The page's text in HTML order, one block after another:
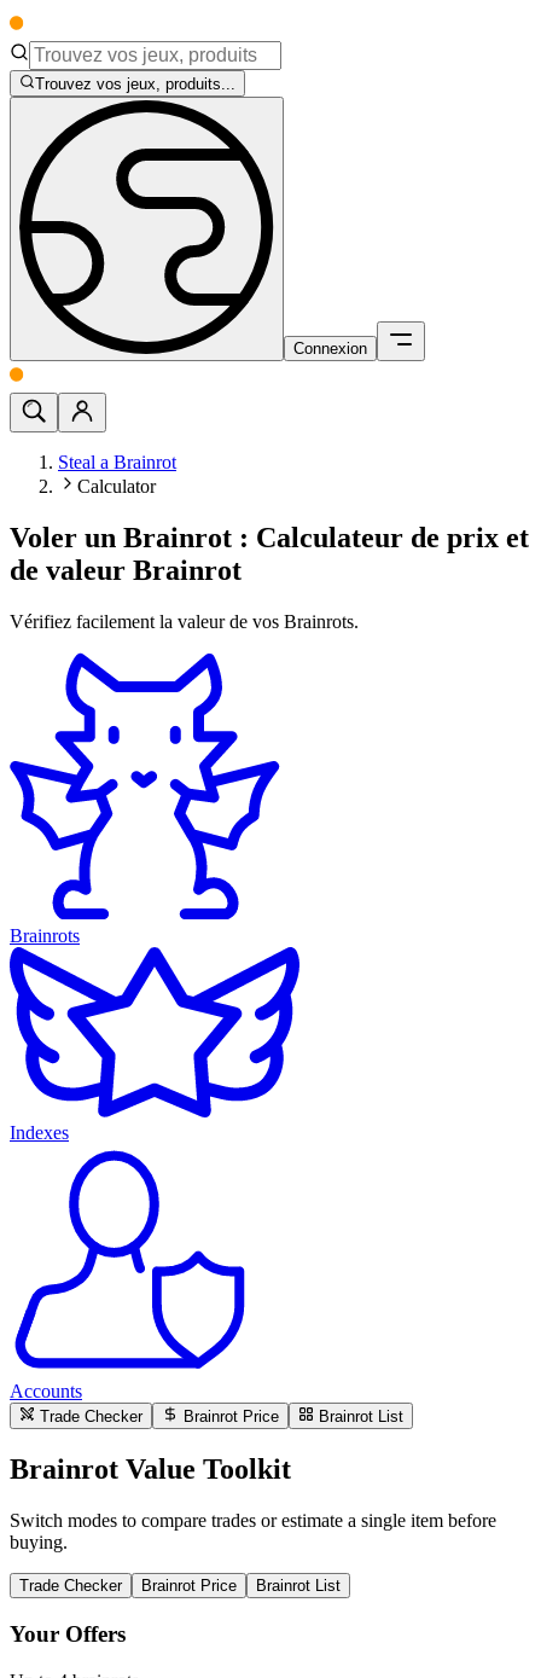
Trouvez vos jeux, produits...
Connexion
Steal a Brainrot
Calculator
Voler un Brainrot : Calculateur de prix et
de valeur Brainrot
Vérifiez facilement la valeur de vos Brainrots.
Brainrots
Indexes
Accounts
Trade Checker Brainrot Price Brainrot List
Brainrot Value Toolkit
Switch modes to compare trades or estimate a single item before
buying.
Trade Checker Brainrot Price Brainrot List
Your Offers